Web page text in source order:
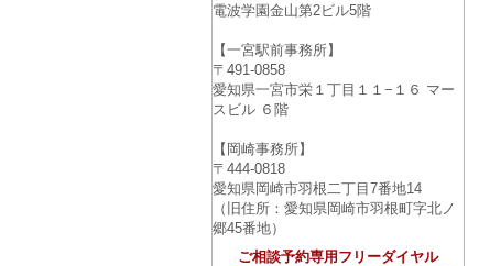
電波学園金山第2ビル5階
【一宮駅前事務所】
〒491-0858
愛知県一宮市栄１丁目１１−１６ マー
スビル ６階
【岡崎事務所】
〒444-0818
愛知県岡崎市羽根二丁目7番地14
（旧住所：愛知県岡崎市羽根町字北ノ
郷45番地）
ご相談予約専用フリーダイヤル